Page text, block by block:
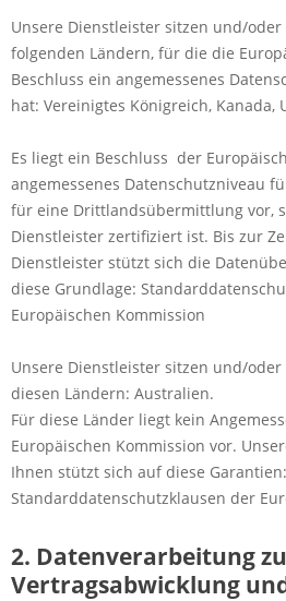
Unsere Dienstleister sitzen und/
folgenden Ländern, für die die
Beschluss ein angemessenes
hat: Vereinigtes Königreich, Kanada,
Es liegt ein Beschluss der
angemessenes Datenschutzniveau
für eine Drittlandsübermittlung vor,
Dienstleister zertifiziert ist. Bis zur
Dienstleister stützt sich die
diese Grundlage:
Europäischen Kommission
Unsere Dienstleister sitzen und/
diesen Ländern: Australien.
Für diese Länder liegt kein
Europäischen Kommission vor.
Ihnen stützt sich auf diese Garantien:
Standarddatenschutzklausen der
2. Datenverarbeitung
Vertragsabwicklung